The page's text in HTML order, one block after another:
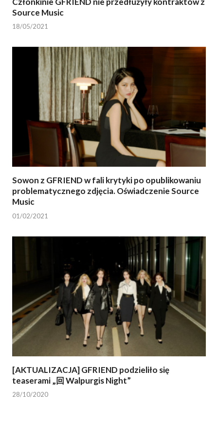
Source Music
18/05/2021
Sowon z GFRIEND w fali krytyki po opublikowaniu
problematycznego zdjęcia. Oświadczenie Source
Music
01/02/2021
[AKTUALIZACJA] GFRIEND podzieliło się
teaserami „回 Walpurgis Night”
28/10/2020